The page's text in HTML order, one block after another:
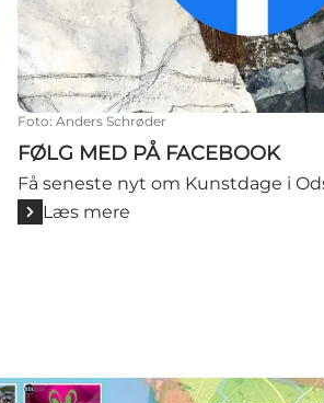
Foto: Anders Schrøder
FØLG MED PÅ FACEBOOK
Få seneste nyt om Kunstdage i
Læs mere